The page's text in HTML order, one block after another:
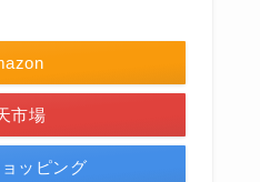
市場
ッピング